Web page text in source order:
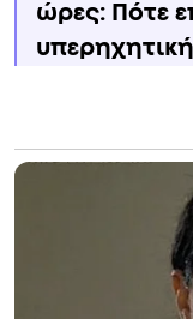
ώρες: Πότε